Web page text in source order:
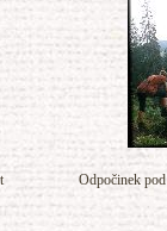
Odpočinek